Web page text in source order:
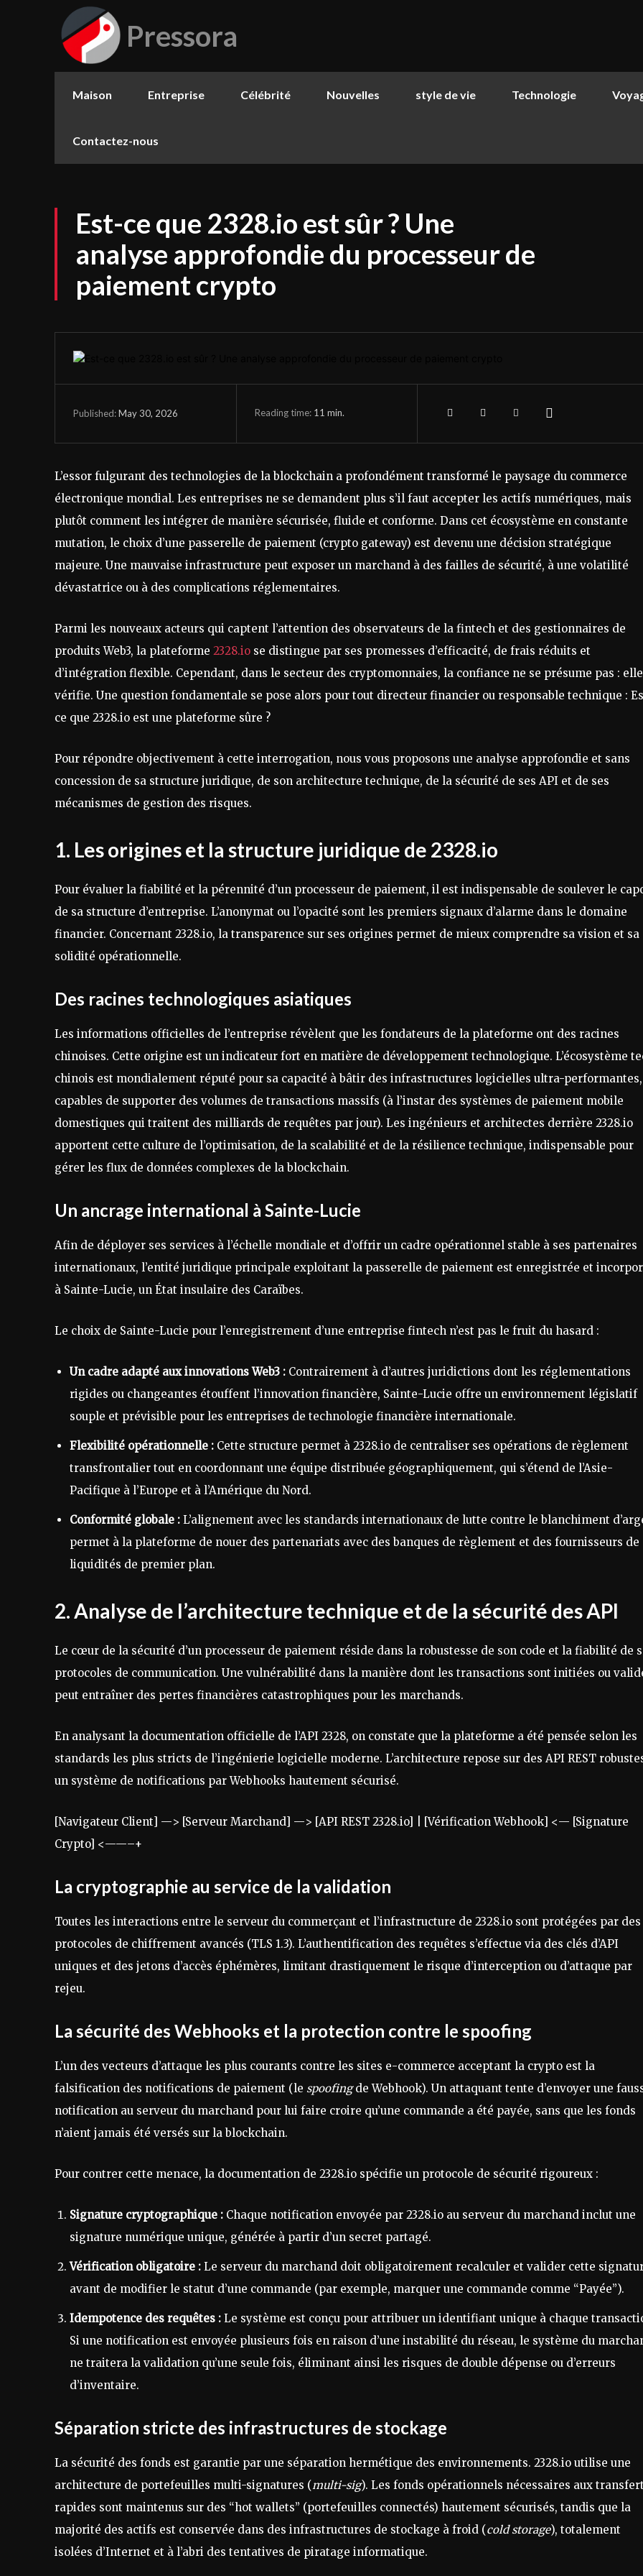
Pressora
Maison Entreprise Célébrité Nouvelles style de vie Technologie
Contactez-nous
Est-ce que 2328.io est sûr ? Une
analyse approfondie du processeur de
paiement crypto
Published:May 30, 2026 Reading time: 11 min.
L’essor fulgurant des technologies de la blockchain a profondément transformé le paysage du commerce
électronique mondial. Les entreprises ne se demandent plus s’il faut accepter les actifs numériques, mais
plutôt comment les intégrer de manière sécurisée, fluide et conforme. Dans cet écosystème en constante
mutation, le choix d’une passerelle de paiement (crypto gateway) est devenu une décision stratégique
majeure. Une mauvaise infrastructure peut exposer un marchand à des failles de sécurité, à une volatilité
dévastatrice ou à des complications réglementaires.
Parmi les nouveaux acteurs qui captent l’attention des observateurs de la fintech et des gestionnaires de
produits Web3, la plateforme 2328.io se distingue par ses promesses d’efficacité, de frais réduits et
d’intégration flexible. Cependant, dans le secteur des cryptomonnaies, la confiance ne se présume pas :
vérifie. Une question fondamentale se pose alors pour tout directeur financier ou responsable technique :
ce que 2328.io est une plateforme sûre ?
Pour répondre objectivement à cette interrogation, nous vous proposons une analyse approfondie et sans
concession de sa structure juridique, de son architecture technique, de la sécurité de ses API et de ses
mécanismes de gestion des risques.
1. Les origines et la structure juridique de 2328.io
Pour évaluer la fiabilité et la pérennité d’un processeur de paiement, il est indispensable de soulever le
de sa structure d’entreprise. L’anonymat ou l’opacité sont les premiers signaux d’alarme dans le domaine
financier. Concernant 2328.io, la transparence sur ses origines permet de mieux comprendre sa vision et sa
solidité opérationnelle.
Des racines technologiques asiatiques
Les informations officielles de l’entreprise révèlent que les fondateurs de la plateforme ont des racines
chinoises. Cette origine est un indicateur fort en matière de développement technologique. L’écosystème
chinois est mondialement réputé pour sa capacité à bâtir des infrastructures logicielles ultra-performantes,
capables de supporter des volumes de transactions massifs (à l’instar des systèmes de paiement mobile
domestiques qui traitent des milliards de requêtes par jour). Les ingénieurs et architectes derrière 2328.io
apportent cette culture de l’optimisation, de la scalabilité et de la résilience technique, indispensable pour
gérer les flux de données complexes de la blockchain.
Un ancrage international à Sainte-Lucie
Afin de déployer ses services à l’échelle mondiale et d’offrir un cadre opérationnel stable à ses partenaires
internationaux, l’entité juridique principale exploitant la passerelle de paiement est enregistrée et
à Sainte-Lucie, un État insulaire des Caraïbes.
Le choix de Sainte-Lucie pour l’enregistrement d’une entreprise fintech n’est pas le fruit du hasard :
Un cadre adapté aux innovations Web3 : Contrairement à d’autres juridictions dont les réglementations
rigides ou changeantes étouffent l’innovation financière, Sainte-Lucie offre un environnement législatif
souple et prévisible pour les entreprises de technologie financière internationale.
Flexibilité opérationnelle : Cette structure permet à 2328.io de centraliser ses opérations de règlement
transfrontalier tout en coordonnant une équipe distribuée géographiquement, qui s’étend de l’Asie-
Pacifique à l’Europe et à l’Amérique du Nord.
Conformité globale : L’alignement avec les standards internationaux de lutte contre le blanchiment
permet à la plateforme de nouer des partenariats avec des banques de règlement et des fournisseurs de
liquidités de premier plan.
2. Analyse de l’architecture technique et de la sécurité des API
Le cœur de la sécurité d’un processeur de paiement réside dans la robustesse de son code et la fiabilité de
protocoles de communication. Une vulnérabilité dans la manière dont les transactions sont initiées ou
peut entraîner des pertes financières catastrophiques pour les marchands.
En analysant la documentation officielle de l’API 2328, on constate que la plateforme a été pensée selon les
standards les plus stricts de l’ingénierie logicielle moderne. L’architecture repose sur des API REST
un système de notifications par Webhooks hautement sécurisé.
[Navigateur Client] —> [Serveur Marchand] —> [API REST 2328.io] | [Vérification Webhook] <— [Signature
Crypto] <——–+
La cryptographie au service de la validation
Toutes les interactions entre le serveur du commerçant et l’infrastructure de 2328.io sont protégées par des
protocoles de chiffrement avancés (TLS 1.3). L’authentification des requêtes s’effectue via des clés d’API
uniques et des jetons d’accès éphémères, limitant drastiquement le risque d’interception ou d’attaque par
rejeu.
La sécurité des Webhooks et la protection contre le spoofing
L’un des vecteurs d’attaque les plus courants contre les sites e-commerce acceptant la crypto est la
falsification des notifications de paiement (le spoofingde Webhook). Un attaquant tente d’envoyer une
notification au serveur du marchand pour lui faire croire qu’une commande a été payée, sans que les fonds
n’aient jamais été versés sur la blockchain.
Pour contrer cette menace, la documentation de 2328.io spécifie un protocole de sécurité rigoureux :
Signature cryptographique : Chaque notification envoyée par 2328.io au serveur du marchand inclut une
signature numérique unique, générée à partir d’un secret partagé.
Vérification obligatoire : Le serveur du marchand doit obligatoirement recalculer et valider cette
avant de modifier le statut d’une commande (par exemple, marquer une commande comme “Payée”).
Idempotence des requêtes : Le système est conçu pour attribuer un identifiant unique à chaque
Si une notification est envoyée plusieurs fois en raison d’une instabilité du réseau, le système du
ne traitera la validation qu’une seule fois, éliminant ainsi les risques de double dépense ou d’erreurs
d’inventaire.
Séparation stricte des infrastructures de stockage
La sécurité des fonds est garantie par une séparation hermétique des environnements. 2328.io utilise une
architecture de portefeuilles multi-signatures (multi-sig). Les fonds opérationnels nécessaires aux
rapides sont maintenus sur des “hot wallets” (portefeuilles connectés) hautement sécurisés, tandis que la
majorité des actifs est conservée dans des infrastructures de stockage à froid (cold storage), totalement
isolées d’Internet et à l’abri des tentatives de piratage informatique.